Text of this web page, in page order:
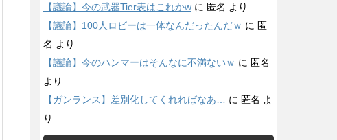
【議論】今の武器Tier表はこれかw に 匿名 より
【議論】100人ロビーは一体なんだったんだｗ に 匿
名 より
【議論】今のハンマーはそんなに不満ないｗ に 匿名
より
【ガンランス】差別化してくれればなあ…
に 匿名 よ
り